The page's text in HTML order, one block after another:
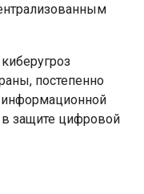
постепенно
в защите цифровой